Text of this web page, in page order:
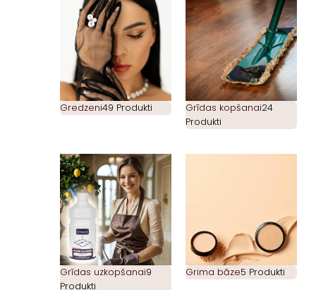
Gredzeni49 Produkti Grīdas kopšanai24
Produkti
Grīdas uzkopšanai9
Produkti
Grima bāze5 Produkti